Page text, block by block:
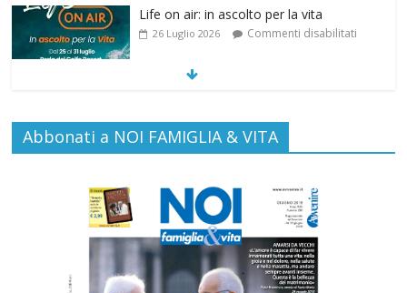
SAMARITANI 2.0: la risposta di Federvita
Emilia Romagna al suicidio assistito per
25 Luglio 2026
Gino Soldera nominato Membro della
“Hall of Honor Prenatal Sciences 2026”
16 Luglio 2026 Commenti disabilitati
Carlo Casini, “giusto” perché testimone
della carità sociale
7 Agosto 2026 Commenti disabilitati
Abbonati a NOI FAMIGLIA & VITA